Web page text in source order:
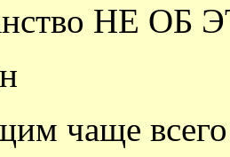
НЕ ОБ
чаще